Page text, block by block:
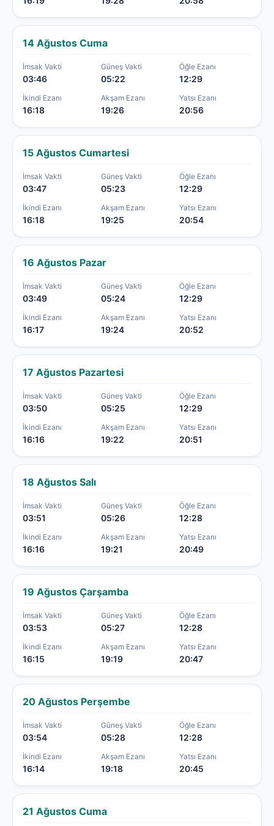
14 Ağustos Cuma
İmsak Vakti
03:46
Güneş Vakti
05:22
Öğle Ezanı
12:29
İkindi Ezanı
16:18
Akşam Ezanı
19:26
Yatsı Ezanı
20:56
15 Ağustos Cumartesi
İmsak Vakti
03:47
Güneş Vakti
05:23
Öğle Ezanı
12:29
İkindi Ezanı
16:18
Akşam Ezanı
19:25
Yatsı Ezanı
20:54
16 Ağustos Pazar
İmsak Vakti
03:49
Güneş Vakti
05:24
Öğle Ezanı
12:29
İkindi Ezanı
16:17
Akşam Ezanı
19:24
Yatsı Ezanı
20:52
17 Ağustos Pazartesi
İmsak Vakti
03:50
Güneş Vakti
05:25
Öğle Ezanı
12:29
İkindi Ezanı
16:16
Akşam Ezanı
19:22
Yatsı Ezanı
20:51
18 Ağustos Salı
İmsak Vakti
03:51
Güneş Vakti
05:26
Öğle Ezanı
12:28
İkindi Ezanı
16:16
Akşam Ezanı
19:21
Yatsı Ezanı
20:49
19 Ağustos Çarşamba
İmsak Vakti
03:53
Güneş Vakti
05:27
Öğle Ezanı
12:28
İkindi Ezanı
16:15
Akşam Ezanı
19:19
Yatsı Ezanı
20:47
20 Ağustos Perşembe
İmsak Vakti
03:54
Güneş Vakti
05:28
Öğle Ezanı
12:28
İkindi Ezanı
16:14
Akşam Ezanı
19:18
Yatsı Ezanı
20:45
21 Ağustos Cuma